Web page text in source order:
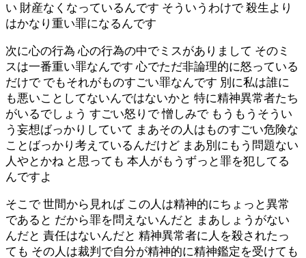
い 財産なくなっているんです そういうわけで 殺生より
はかなり重い罪になるんです
次に心の行為 心の行為の中でミスがありまして そのミ
スは一番重い罪なんです 心でただ非論理的に怒っている
だけで でもそれがものすごい罪なんです 別に私は誰に
も悪いことしてないんではないかと 特に精神異常者たち
がいるでしょう すごい怒りで 憎しみで もうもうそうい
う妄想ばっかりしていて まあその人はものすごい危険な
ことばっかり考えているんだけど まあ別にもう問題ない
人やとかね と思っても 本人がもうずっと罪を犯してる
んですよ
そこで 世間から見れば この人は精神的にちょっと異常
であると だから罪を問えないんだと まあしょうがない
んだと 責任はないんだと 精神異常者に人を殺されたっ
ても その人は裁判で自分が精神的に精神鑑定を受けても